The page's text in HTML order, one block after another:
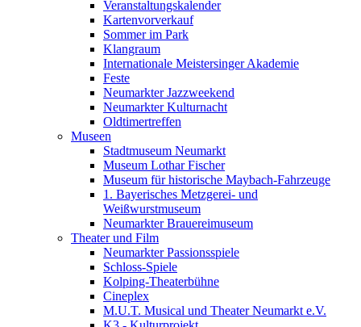
Veranstaltungskalender
Kartenvorverkauf
Sommer im Park
Klangraum
Internationale Meistersinger Akademie
Feste
Neumarkter Jazzweekend
Neumarkter Kulturnacht
Oldtimertreffen
Museen
Stadtmuseum Neumarkt
Museum Lothar Fischer
Museum für historische Maybach-Fahrzeuge
1. Bayerisches Metzgerei- und
Weißwurstmuseum
Neumarkter Brauereimuseum
Theater und Film
Neumarkter Passionsspiele
Schloss-Spiele
Kolping-Theaterbühne
Cineplex
M.U.T. Musical und Theater Neumarkt e.V.